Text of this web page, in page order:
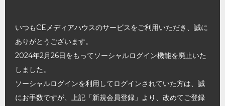
いつもCEメディアハウスのサービスをご利用いただき、誠に
ありがとうございます。
2024年2月26日をもってソーシャルログイン機能を廃止いた
しました。
ソーシャルログインを利用してログインされていた方は、誠
にお手数ですが、上記「新規会員登録」より、改めてご登録